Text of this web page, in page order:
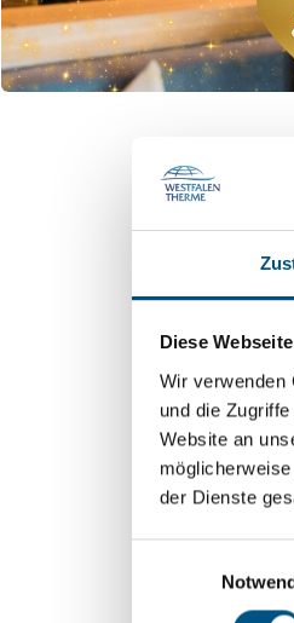
Diese
Wir verwenden
und die
Website an
der Dienste